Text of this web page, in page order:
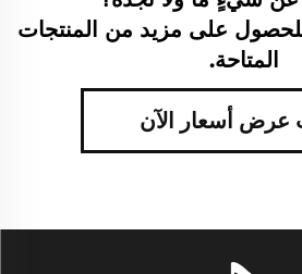
للحصول على مزيد من المنتجات
المتاحة.
عرض أسعار الآن